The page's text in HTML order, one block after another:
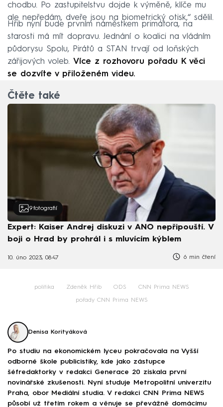
chodbu. Po zastupitelstvu dojde k výměně, klíče mu
ale nepředám, dveře jsou na biometrický otisk,“ sdělil.
Hřib nyní bude prvním náměstkem primátora, na
starosti má mít dopravu. Jednání o koalici na vládním
půdorysu Spolu, Pirátů a STAN trvají od loňských
zářijových voleb. Více z rozhovoru pořadu K věci
se dozvíte v přiloženém videu.
Čtěte také
9 fotografií
Expert: Kaiser Andrej diskuzi v ANO nepřipouští. V
boji o Hrad by prohrál i s mluvícím kýblem
10. úno 2023, 08:47 6 min čtení
politika Zdeněk Hřib ODS CNN Prima NEWS
pořady CNN Prima NEWS
Denisa Korityáková
Po studiu na ekonomickém lyceu pokračovala na Vyšší
odborné škole publicistiky, kde jako zástupce
šéfredaktorky v redakci Generace 20 získala první
novinářské zkušenosti. Nyní studuje Metropolitní univerzitu
Praha, obor Mediální studia. V redakci CNN Prima NEWS
působí už třetím rokem a věnuje se převážně domácímu